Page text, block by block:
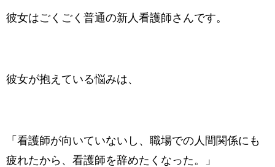
彼女はごくごく普通の新人看護師さんです。
彼女が抱えている悩みは、
「看護師が向いていないし、職場での人間関係にも
疲れたから、看護師を辞めたくなった。」